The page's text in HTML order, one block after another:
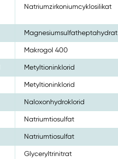
Natriumzirkoniumcyklosilikat
Magnesiumsulfatheptahydrat
Makrogol 400
Metyltioninklorid
Metyltioninklorid
Naloxonhydroklorid
Natriumtiosulfat
Natriumtiosulfat
Glyceryltrinitrat